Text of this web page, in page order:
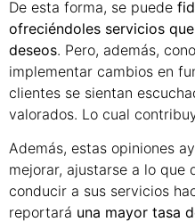
De esta forma, se puede
ofreciéndoles servicios
deseos. Pero, además,
implementar cambios en
clientes se sientan
valorados. Lo cual
Además, estas opiniones
mejorar, ajustarse a lo que
conducir a sus servicios
reportará una mayor tasa